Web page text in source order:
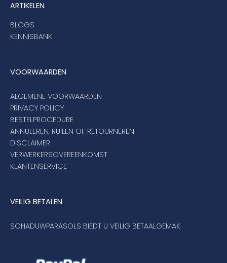
ARTIKELEN
BLOGS
KENNISBANK
VOORWAARDEN
ALGEMENE VOORWAARDEN
PRIVACY POLICY
BESTELPROCEDURE
ANNULEREN, RUILEN OF RETOURNEREN
DISCLAIMER
VERWERKERSOVEREENKOMST
KLANTENSERVICE
VEILIG BETALEN
SCHADUWPARASOLS BIEDT U VEILIG BETAALGEMAK